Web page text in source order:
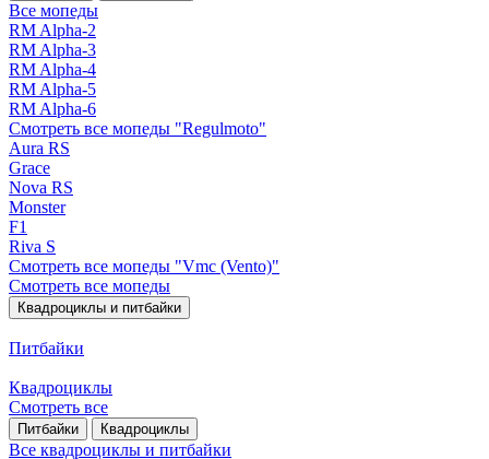
Все мопеды
RM Alpha-2
RM Alpha-3
RM Alpha-4
RM Alpha-5
RM Alpha-6
Смотреть все мопеды "Regulmoto"
Aura RS
Grace
Nova RS
Monster
F1
Riva S
Смотреть все мопеды "Vmc (Vento)"
Смотреть все мопеды
Квадроциклы и питбайки
Питбайки
Квадроциклы
Смотреть все
Питбайки Квадроциклы
Все квадроциклы и питбайки